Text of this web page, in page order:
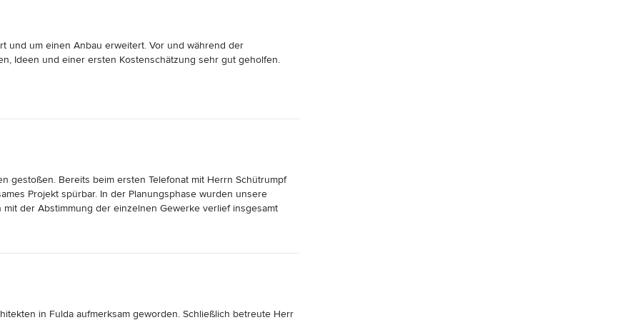
und um einen Anbau erweitert. Vor und während der
Ideen und einer ersten Kostenschätzung sehr gut geholfen.
wirklich schnell, gründlich und zuverlässig organisiert und
zur Verfügung gestellt.
So hatten wir bereits einen Teil der Firmen vorausgewählt
um die übrigen Gewerke zu akquirieren. Alle Angebote
besprochen, ausgewählt und die Aufträge vergeben.
was eine besondere Anforderung an die Planung und
und die Bauzeit im Blick und im Plan.
gestoßen. Bereits beim ersten Telefonat mit Herrn Schütrumpf
Projekt spürbar. In der Planungsphase wurden unsere
der Abstimmung der einzelnen Gewerke verlief insgesamt
Auch die Tatsache, dass er selbst am Wochenende oder
Kundenorientierung. Hervorzuheben ist außerdem die
bestens nachvollziehbar waren.
bauen!
in Fulda aufmerksam geworden. Schließlich betreute Herr